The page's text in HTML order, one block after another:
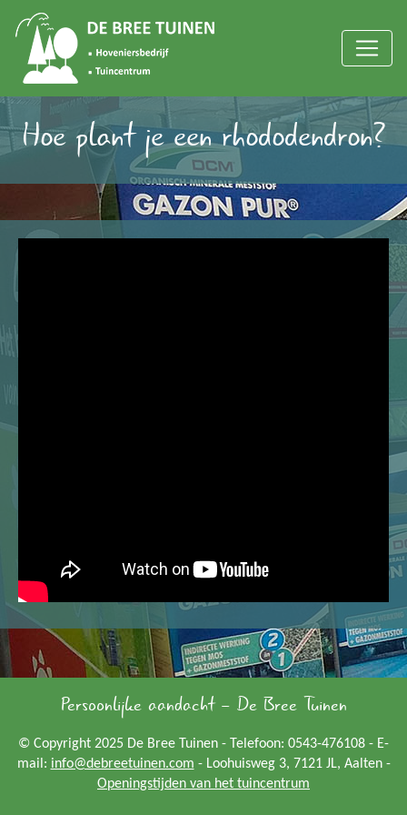
Hoe plant je een rhododendron?
Persoonlijke aandacht - De Bree Tuinen
© Copyright 2025 De Bree Tuinen - Telefoon: 0543-476108 - E-
mail: info@debreetuinen.com - Loohuisweg 3, 7121 JL, Aalten -
Openingstijden van het tuincentrum